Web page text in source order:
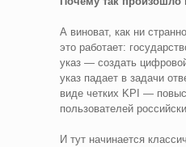
А виноват, как ни
это работает:
указ — создать
указ падает в задачи
виде четких KPI —
пользователей
И тут начинается